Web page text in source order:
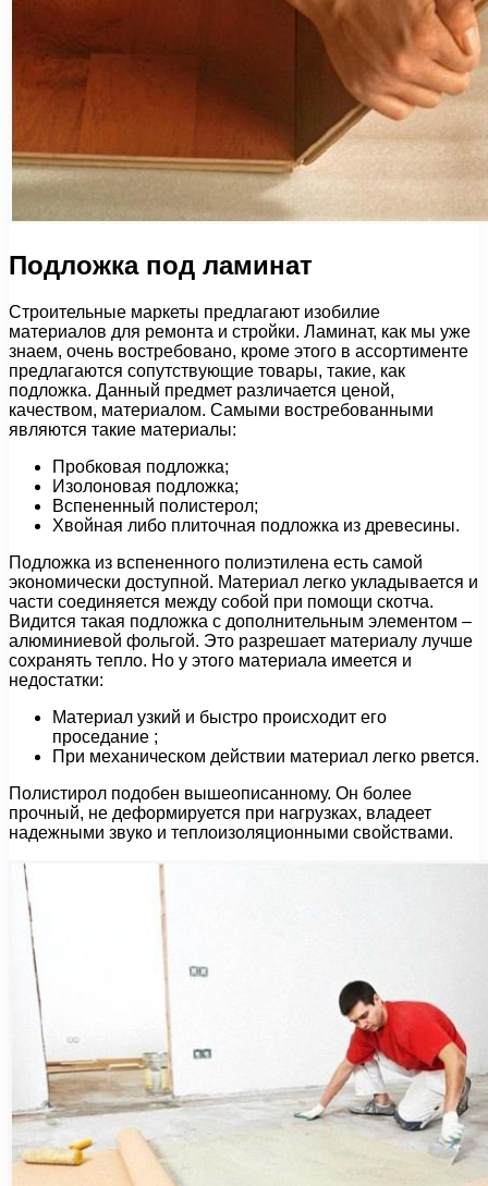
Подложка под ламинат
Строительные маркеты предлагают изобилие
материалов для ремонта и стройки. Ламинат, как мы уже
знаем, очень востребовано, кроме этого в ассортименте
предлагаются сопутствующие товары, такие, как
подложка. Данный предмет различается ценой,
качеством, материалом. Самыми востребованными
являются такие материалы:
Пробковая подложка;
Изолоновая подложка;
Вспененный полистерол;
Хвойная либо плиточная подложка из древесины.
Подложка из вспененного полиэтилена есть самой
экономически доступной. Материал легко укладывается и
части соединяется между собой при помощи скотча.
Видится такая подложка с дополнительным элементом –
алюминиевой фольгой. Это разрешает материалу лучше
сохранять тепло. Но у этого материала имеется и
недостатки:
Материал узкий и быстро происходит его
проседание ;
При механическом действии материал легко рвется.
Полистирол подобен вышеописанному. Он более
прочный, не деформируется при нагрузках, владеет
надежными звуко и теплоизоляционными свойствами.